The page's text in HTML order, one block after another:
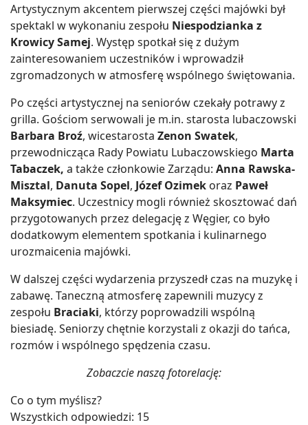
Artystycznym akcentem pierwszej części majówki był
spektakl w wykonaniu zespołu Niespodzianka z
Krowicy Samej. Występ spotkał się z dużym
zainteresowaniem uczestników i wprowadził
zgromadzonych w atmosferę wspólnego świętowania.
Po części artystycznej na seniorów czekały potrawy z
grilla. Gościom serwowali je m.in. starosta lubaczowski
Barbara Broź, wicestarosta Zenon Swatek,
przewodnicząca Rady Powiatu Lubaczowskiego Marta
Tabaczek, a także członkowie Zarządu: Anna Rawska-
Misztal, Danuta Sopel, Józef Ozimek oraz Paweł
Maksymiec. Uczestnicy mogli również skosztować dań
przygotowanych przez delegację z Węgier, co było
dodatkowym elementem spotkania i kulinarnego
urozmaicenia majówki.
W dalszej części wydarzenia przyszedł czas na muzykę i
zabawę. Taneczną atmosferę zapewnili muzycy z
zespołu Braciaki, którzy poprowadzili wspólną
biesiadę. Seniorzy chętnie korzystali z okazji do tańca,
rozmów i wspólnego spędzenia czasu.
Zobaczcie naszą fotorelację:
Co o tym myślisz?
Wszystkich odpowiedzi: 15